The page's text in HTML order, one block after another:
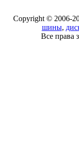
Copyright © 2006-
шины,
Все права